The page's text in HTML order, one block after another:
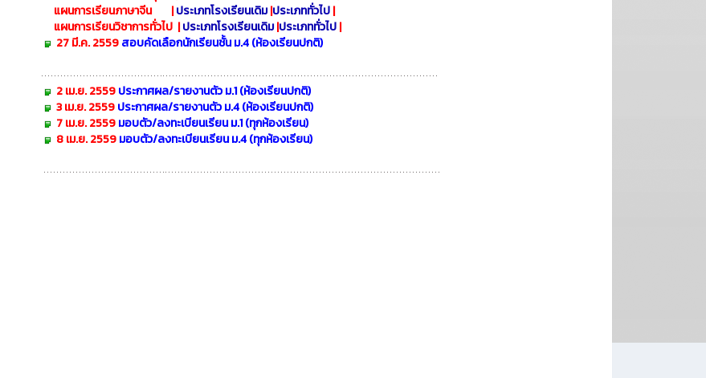
แผนการเรียนภาษาจีน |ประเภทโรงเรียนเดิม|ประเภททั่วไป|
แผนการเรียนวิชาการทั่วไป |ประเภทโรงเรียนเดิม|ประเภททั่วไป|
27 มี.ค.2559สอบคัดเลือกนักเรียนชั้น ม.4 (ห้องเรียนปกติ)
2 เม.ย. 2559ประกาศผล/รายงานตัว ม.1 (ห้องเรียนปกติ)
3 เม.ย. 2559ประกาศผล/รายงานตัว ม.4 (ห้องเรียนปกติ)
7 เม.ย. 2559มอบตัว/ลงทะเบียนเรียนม.1 (ทุกห้องเรียน)
8 เม.ย. 2559มอบตัว/ลงทะเบียนเรียน ม.4 (ทุกห้องเรียน)